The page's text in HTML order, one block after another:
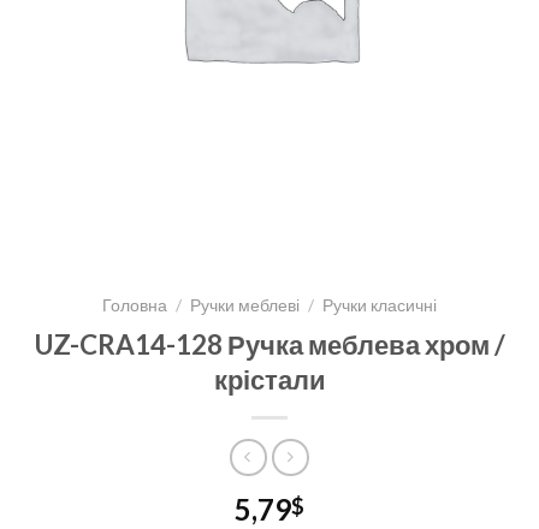
Головна / Ручки меблеві / Ручки класичні
UZ-CRA14-128 Ручка меблева хром /
крістали
5,79$